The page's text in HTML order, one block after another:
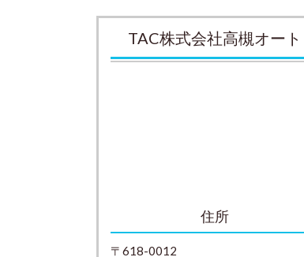
TAC株式会社高槻オート
住所
〒618-0012